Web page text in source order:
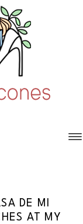
DE MI
AT MY